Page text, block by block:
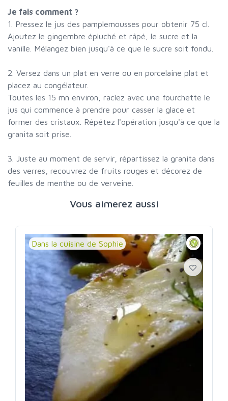
Je fais comment ?
1. Pressez le jus des pamplemousses pour obtenir 75 cl.
Ajoutez le gingembre épluché et râpé, le sucre et la
vanille. Mélangez bien jusqu'à ce que le sucre soit fondu.
2. Versez dans un plat en verre ou en porcelaine plat et
placez au congélateur.
Toutes les 15 mn environ, raclez avec une fourchette le
jus qui commence à prendre pour casser la glace et
former des cristaux. Répétez l'opération jusqu'à ce que la
granita soit prise.
3. Juste au moment de servir, répartissez la granita dans
des verres, recouvrez de fruits rouges et décorez de
feuilles de menthe ou de verveine.
Vous aimerez aussi
Dans la cuisine de Sophie